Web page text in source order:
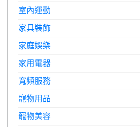
室內運動
家具裝飾
家庭娛樂
家用電器
寬頻服務
寵物用品
寵物美容